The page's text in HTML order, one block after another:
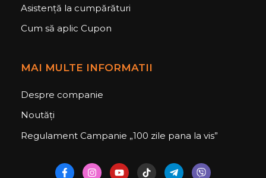
Asistență la cumpărături
Cum să aplic Cupon
MAI MULTE INFORMATII
Despre companie
Noutăți
Regulament Campanie „100 zile pana la vis”